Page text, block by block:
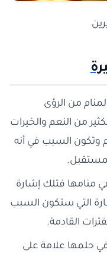
من الرؤى
من النعم والخيرات
وتكون السبب في أنه
في منامها فتلك إشارة
التي ستكون السبب
القادمة.
حلمها علامة على